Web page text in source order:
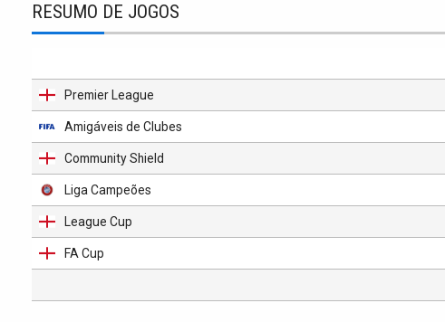
RESUMO DE JOGOS
Premier League
Amigáveis de Clubes
Community Shield
Liga Campeões
League Cup
FA Cup